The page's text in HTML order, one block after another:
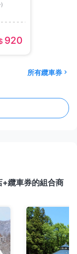
920
所有纜車券
纜車券的組合商